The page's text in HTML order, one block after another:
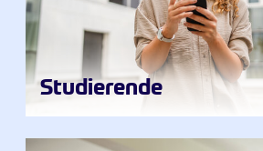
Studierende